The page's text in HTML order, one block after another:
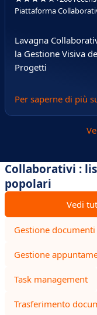
Piattaforma
Lavagna
la Gestione Visiva
Progetti
Per saperne di più
Collaborativi :
popolari
Vedi
Gestione documenti
Gestione
Task management
Trasferimento